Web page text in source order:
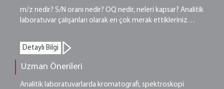
m/z nedir? S/N oranı nedir? OQ nedir, neleri kapsar? Analitik
laboratuvar çalışanları olarak en çok merak ettikleriniz…
Detaylı Bilgi
Uzman Önerileri
Analitik laboratuvarlarda kromatografi, spektroskopi